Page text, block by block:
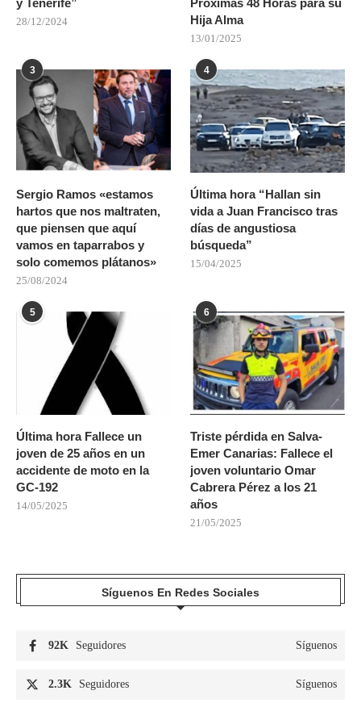
y Tenerife”
28/12/2024
Próximas 48 Horas para su
Hija Alma
13/01/2025
3
Sergio Ramos «estamos
hartos que nos maltraten,
que piensen que aquí
vamos en taparrabos y
solo comemos plátanos»
25/08/2024
4
Última hora “Hallan sin
vida a Juan Francisco tras
días de angustiosa
búsqueda”
15/04/2025
5
Última hora Fallece un
joven de 25 años en un
accidente de moto en la
GC-192
14/05/2025
6
Triste pérdida en Salva-
Emer Canarias: Fallece el
joven voluntario Omar
Cabrera Pérez a los 21
años
21/05/2025
Síguenos En Redes Sociales
92K Seguidores Síguenos
2.3K Seguidores Síguenos